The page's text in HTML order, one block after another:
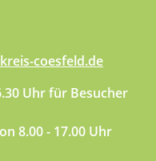
coesfeld.de
Uhr für Besucher
8.00 - 17.00 Uhr